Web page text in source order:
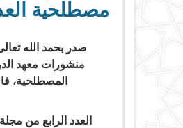
مصطلحية
صدر بحمد الله
منشورات معهد
المصطلحية،
العدد الرابع من